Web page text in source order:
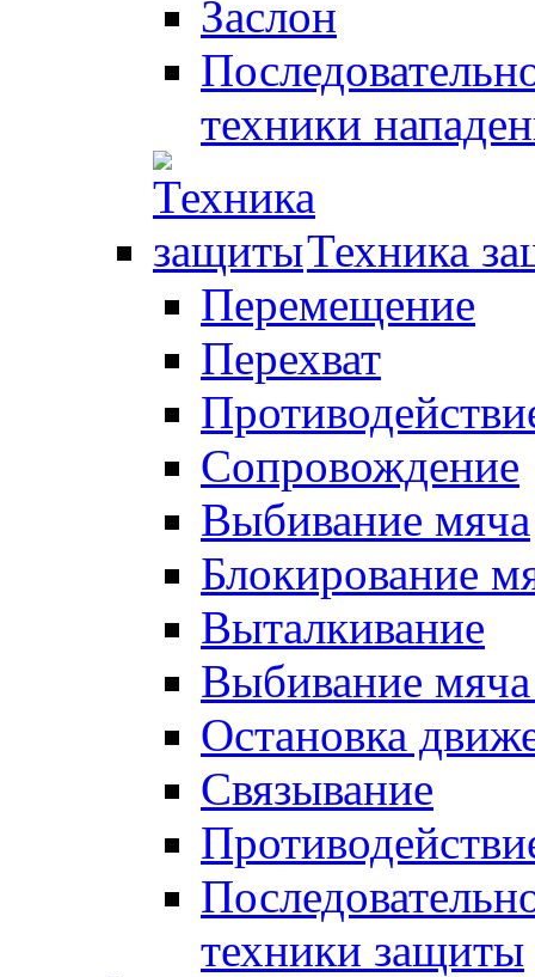
Заслон
техники
Техника
Перемещение
Перехват
Сопровождение
Выбивание мяча
Блокирование
Выталкивание
Выбивание
Остановка
Связывание
техники защиты